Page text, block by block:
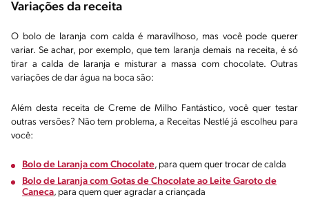
Variações da receita
O bolo de laranja com calda é maravilhoso, mas você pode querer
variar. Se achar, por exemplo, que tem laranja demais na receita, é só
tirar a calda de laranja e misturar a massa com chocolate. Outras
variações de dar água na boca são:
Além desta receita de Creme de Milho Fantástico, você quer testar
outras versões? Não tem problema, a Receitas Nestlé já escolheu para
você:
Bolo de Laranja com Chocolate, para quem quer trocar de calda
Bolo de Laranja com Gotas de Chocolate ao Leite Garoto de
Caneca, para quem quer agradar a criançada